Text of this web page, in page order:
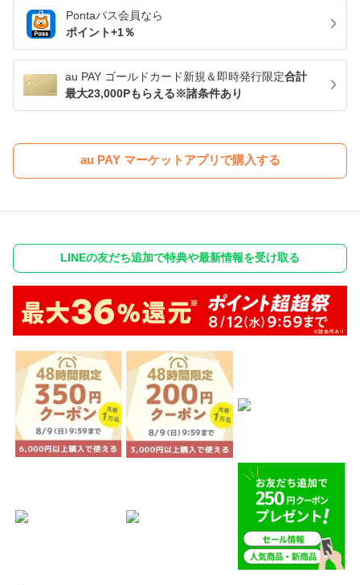
Pontaパス会員なら
ポイント+1％
au PAY ゴールドカード新規＆即時発行限定合計
最大23,000Pもらえる※諸条件あり
au PAY マーケットアプリで購入する
LINEの友だち追加で特典や最新情報を受け取る